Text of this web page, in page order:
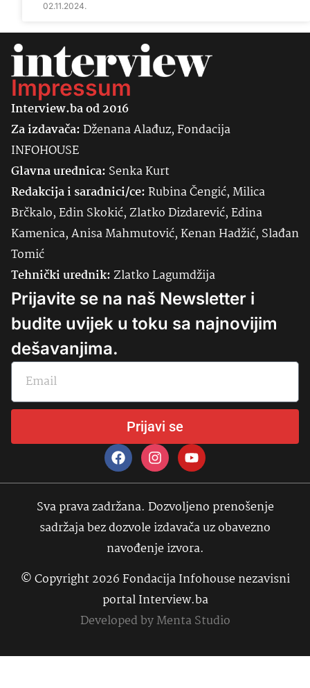
02.11.2024.
Impressum
Interview.ba od 2016
Za izdavača:Dženana Alađuz, Fondacija
INFOHOUSE
Glavna urednica: SenkaKurt
Redakcija i saradnici/ce:Rubina Čengić, Milica
Brčkalo, Edin Skokić, Zlatko Dizdarević, Edina
Kamenica, Anisa Mahmutović, Kenan Hadžić, Slađan
Tomić
Tehnički urednik:Zlatko Lagumdžija
Prijavite se na naš Newsletter i
budite uvijek u toku sa najnovijim
dešavanjima.
Prijavi se
Sva prava zadržana. Dozvoljeno prenošenje
sadržaja bez dozvole izdavača uz obavezno
navođenje izvora.
© Copyright 2026 Fondacija Infohouse nezavisni
portal Interview.ba
Developed byMenta Studio